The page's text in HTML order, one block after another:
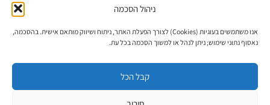
ניהול הסכמה
אנו משתמשים בעוגיות (Cookies) לצורך הפעלת האתר, ניתוח ושיווק מותאם אישית. בהסכמה,
נאסוף נתוני שימוש; ניתן לנהל או למשוך הסכמה בכל עת.
קבל הכל
אבן גבירול 14, רחביה, ירושלים